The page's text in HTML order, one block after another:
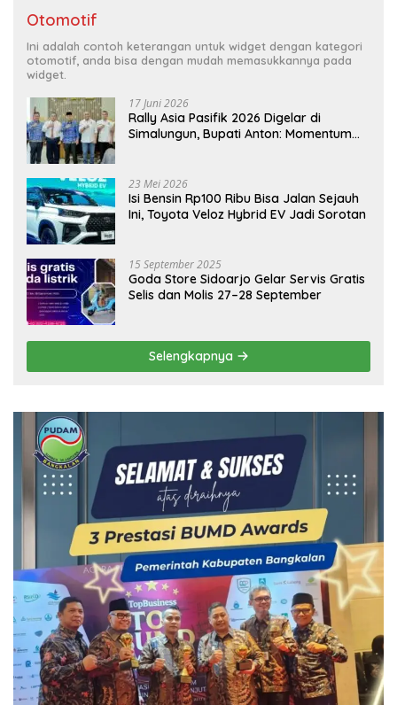
Otomotif
Ini adalah contoh keterangan untuk widget dengan kategori
otomotif, anda bisa dengan mudah memasukkannya pada
widget.
17 Juni 2026
Rally Asia Pasifik 2026 Digelar di
Simalungun, Bupati Anton: Momentum
23 Mei 2026
Isi Bensin Rp100 Ribu Bisa Jalan Sejauh
Ini, Toyota Veloz Hybrid EV Jadi Sorotan
15 September 2025
Goda Store Sidoarjo Gelar Servis Gratis
Selis dan Molis 27–28 September
Selengkapnya